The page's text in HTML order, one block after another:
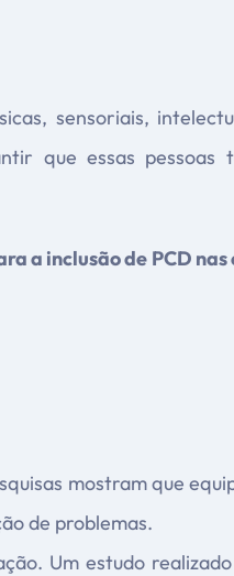
sensoriais,
que essas pessoas
a inclusão de PCD nas
mostram que
de problemas.
Um estudo